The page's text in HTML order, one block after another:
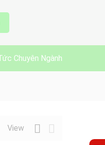
Chuyên Ngành
View